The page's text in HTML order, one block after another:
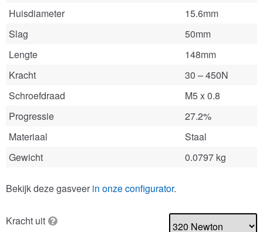
Huisdiameter
15.6mm
Slag
50mm
Lengte
148mm
Kracht
30 – 450N
Schroefdraad
M5 x 0.8
Progressie
27.2%
Materiaal
Staal
Gewicht
0.0797 kg
Bekijk deze gasveer in onze configurator.
Kracht uit